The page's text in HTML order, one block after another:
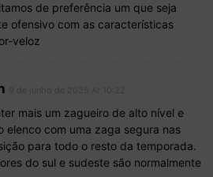
de preferência um que seja
ofensivo com as características
veloz
mais um zagueiro de alto nível e
elenco com uma zaga segura nas
para todo o resto da temporada.
do sul e sudeste são normalmente